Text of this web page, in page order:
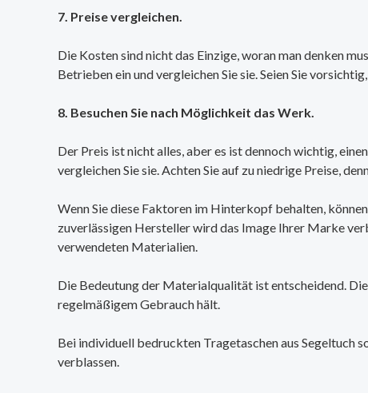
7. Preise vergleichen.
Die Kosten sind nicht das Einzige, woran man denken
Betrieben ein und vergleichen Sie sie. Seien Sie
8. Besuchen Sie nach Möglichkeit das Werk.
Der Preis ist nicht alles, aber es ist dennoch wichtig,
vergleichen Sie sie. Achten Sie auf zu niedrige Preise,
Wenn Sie diese Faktoren im Hinterkopf behalten,
zuverlässigen Hersteller wird das Image Ihrer Marke
verwendeten Materialien.
Die Bedeutung der Materialqualität ist entscheidend.
regelmäßigem Gebrauch hält.
Bei individuell bedruckten Tragetaschen aus Segeltuch
verblassen.